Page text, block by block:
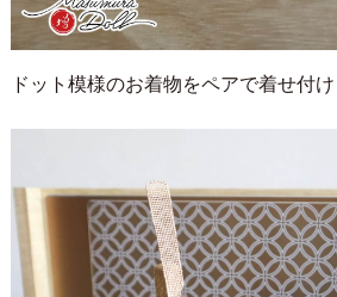
ドット模様のお着物をペアで着せ付け